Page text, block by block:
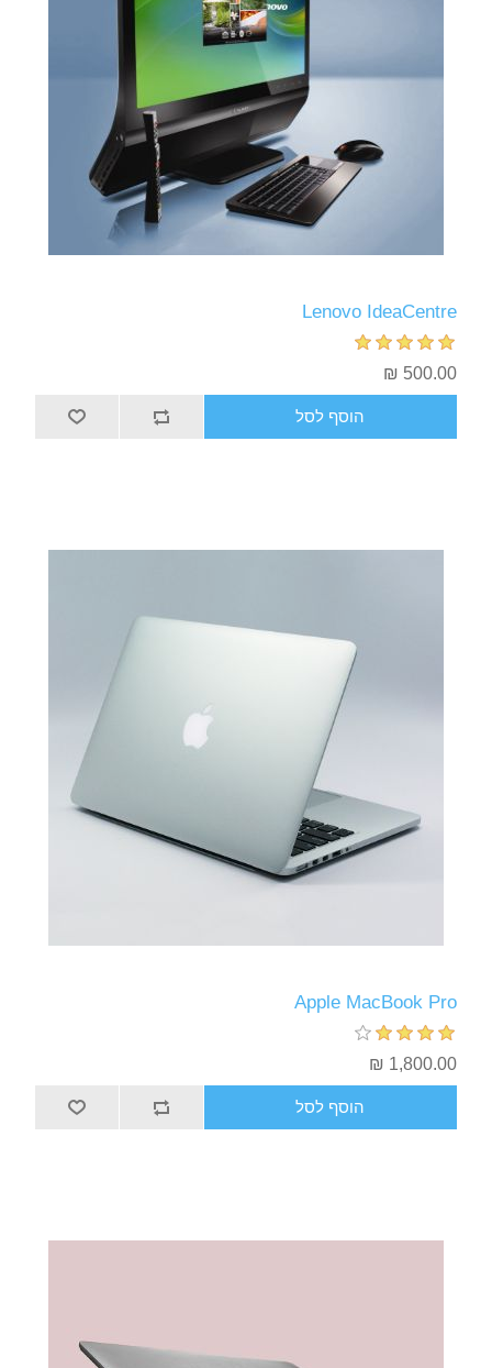
Lenovo IdeaCentre
500.00 ₪
הוסף לסל
Apple MacBook Pro
1,800.00 ₪
הוסף לסל